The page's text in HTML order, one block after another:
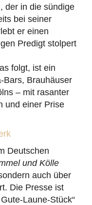
der in die sündige
bei seiner
er einen
Predigt stolpert
folgt, ist ein
Bars, Brauhäuser
– mit rasanter
und einer Prise
Deutschen
und Kölle
auch über
Die Presse ist
Laune-Stück“